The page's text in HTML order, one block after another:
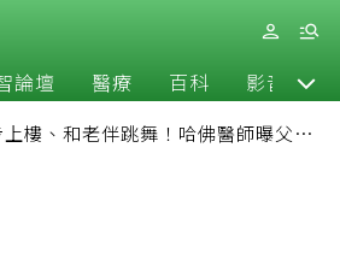
論壇 醫療 百科 影音
樓、和老伴跳舞！哈佛醫師曝父親